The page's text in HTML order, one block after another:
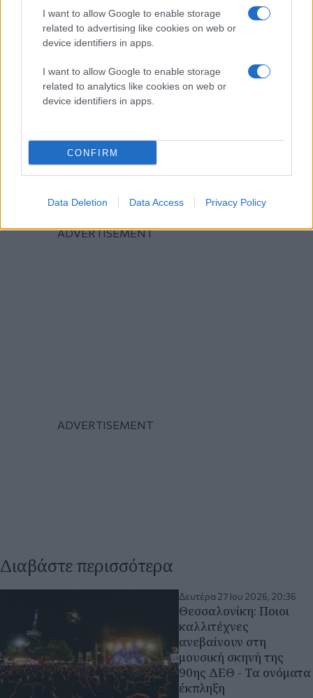
I want to allow Google to enable storage
related to advertising like cookies on web or
device identifiers in apps.
I want to allow Google to enable storage
related to analytics like cookies on web or
device identifiers in apps.
CONFIRM
Data Deletion Data Access Privacy Policy
Διαβάστε περισσότερα
Δευτέρα 27 Ιου 2026, 20:36
Θεσσαλονίκη: Ποιοι
καλλιτέχνες
ανεβαίνουν στη
μουσική σκηνή της
90ης ΔΕΘ - Τα ονόματα
έκπληξη